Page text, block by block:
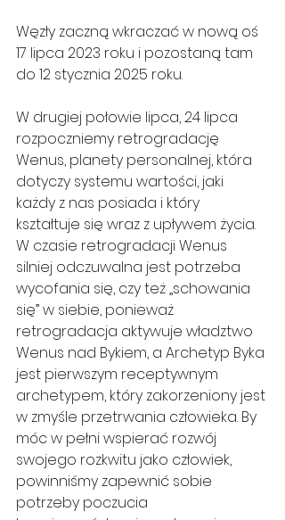
Węzły zaczną wkraczać w nową oś
17 lipca 2023 roku i pozostaną tam
do 12 stycznia 2025 roku.
W drugiej połowie lipca, 24 lipca
rozpoczniemy retrogradację
Wenus, planety personalnej, która
dotyczy systemu wartości, jaki
każdy z nas posiada i który
kształtuje się wraz z upływem życia.
W czasie retrogradacji Wenus
silniej odczuwalna jest potrzeba
wycofania się, czy też „schowania
się” w siebie, ponieważ
retrogradacja aktywuje władztwo
Wenus nad Bykiem, a Archetyp Byka
jest pierwszym receptywnym
archetypem, który zakorzeniony jest
w zmyśle przetrwania człowieka. By
móc w pełni wspierać rozwój
swojego rozkwitu jako człowiek,
powinniśmy zapewnić sobie
potrzeby poczucia